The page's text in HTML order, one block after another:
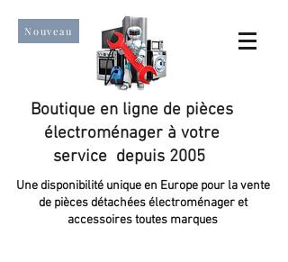
Nouveau
Boutique en ligne de pièces
électroménager à votre
service depuis 2005
Une disponibilité unique en Europe pour la vente
de pièces détachées électroménager et
accessoires toutes marques